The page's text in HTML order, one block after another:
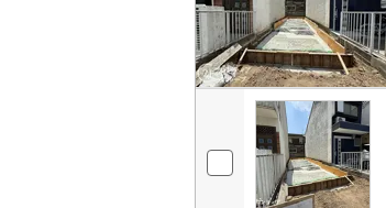
九州・沖縄
該当物件0件
該当物件0件
該当物件0件
該当物件0件
該当物件0件
該当物件0件